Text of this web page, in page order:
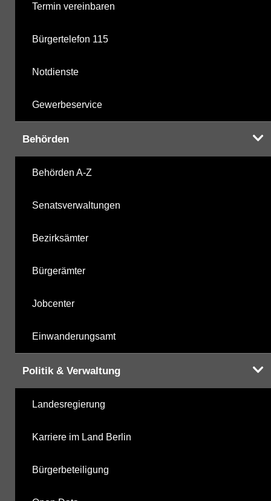
Termin vereinbaren
Bürgertelefon 115
Notdienste
Gewerbeservice
Behörden
Behörden A-Z
Senatsverwaltungen
Bezirksämter
Bürgerämter
Jobcenter
Einwanderungsamt
Politik & Verwaltung
Landesregierung
Karriere im Land Berlin
Bürgerbeteiligung